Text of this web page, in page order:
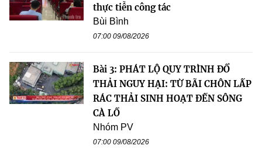
thực tiễn công tác
Bùi Bình
07:00 09/08/2026
Bài 3: PHÁT LỘ QUY TRÌNH ĐỔ
THẢI NGUY HẠI: TỪ BÃI CHÔN LẤP
RÁC THẢI SINH HOẠT ĐẾN SÔNG
CÀ LỒ
Nhóm PV
07:00 09/08/2026